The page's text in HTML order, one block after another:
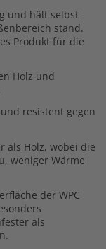
und hält selbst
stand.
Produkt für die
Holz und
resistent gegen
als Holz, wobei die
weniger Wärme
der WPC
als